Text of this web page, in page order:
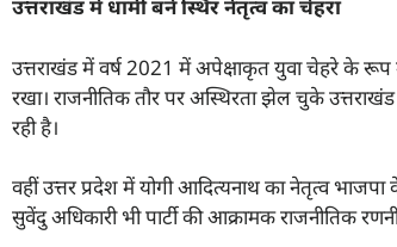
उत्तराखंड में धामी बने स्थिर नेतृत्व का चेहरा
उत्तराखंड में वर्ष 2021 में अपेक्षाकृत युवा चेहरे के रूप में
रखा। राजनीतिक तौर पर अस्थिरता झेल चुके
रही है।
वहीं उत्तर प्रदेश में योगी आदित्यनाथ का नेतृत्व
सुवेंदु अधिकारी भी पार्टी की आक्रामक राजनीतिक